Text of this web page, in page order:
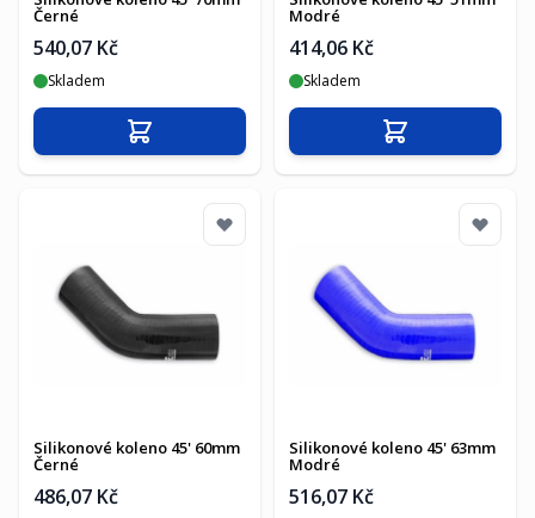
Černé
540,07 Kč
Skladem
Přidat do košíku
Modré
414,06 Kč
Skladem
Přidat do košíku
Silikonové koleno 45' 60mm
Černé
486,07 Kč
Silikonové koleno 45' 63mm
Modré
516,07 Kč